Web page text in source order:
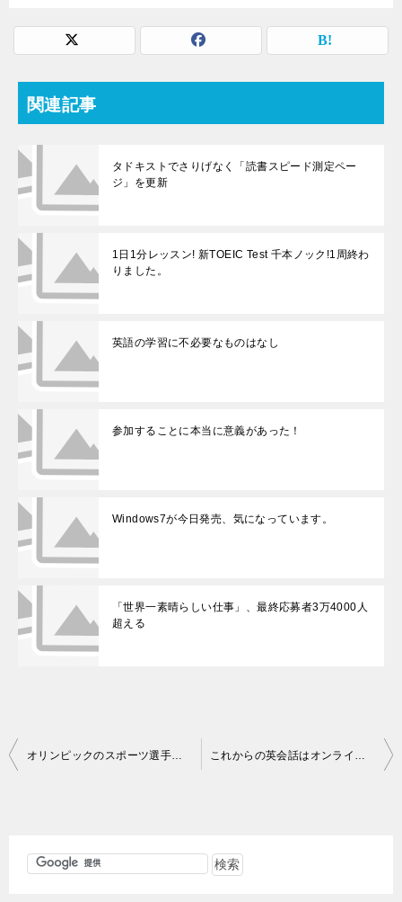
関連記事
タドキストでさりげなく「読書スピード測定ペー
ジ」を更新
1日1分レッスン! 新TOEIC Test 千本ノック!1周終わ
りました。
英語の学習に不必要なものはなし
参加することに本当に意義があった！
Windows7が今日発売、気になっています。
「世界一素晴らしい仕事」、最終応募者3万4000人
超える
投